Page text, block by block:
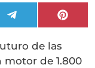
Compartir
en
Telegram
en
de las
motor de 1.800